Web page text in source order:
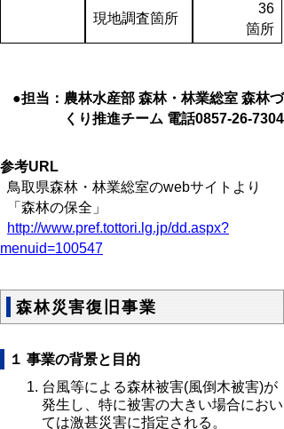
現地調査箇所
36
箇所
●担当：農林水産部 森林・林業総室 森林づ
くり推進チーム 電話0857-26-7304
参考URL
鳥取県森林・林業総室のwebサイトより
「森林の保全」
http://www.pref.tottori.lg.jp/dd.aspx?
menuid=100547
森林災害復旧事業
１ 事業の背景と目的
台風等による森林被害(風倒木被害)が
発生し、特に被害の大きい場合におい
ては激甚災害に指定される。